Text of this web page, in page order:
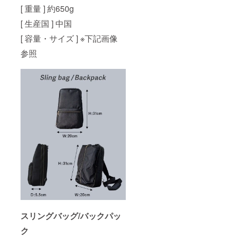
[ 重量 ] 約650g
[ 生産国 ] 中国
[ 容量・サイズ ] ※下記画像
参照
スリングバッグ/バックパッ
ク